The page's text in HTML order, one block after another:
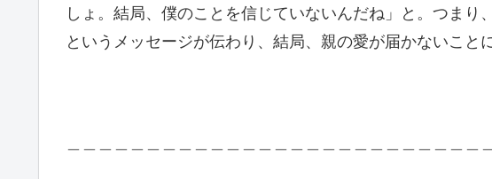
しょ。結局、僕のことを信じていないんだね」と。つま
というメッセージが伝わり、結局、親の愛が届かないこと